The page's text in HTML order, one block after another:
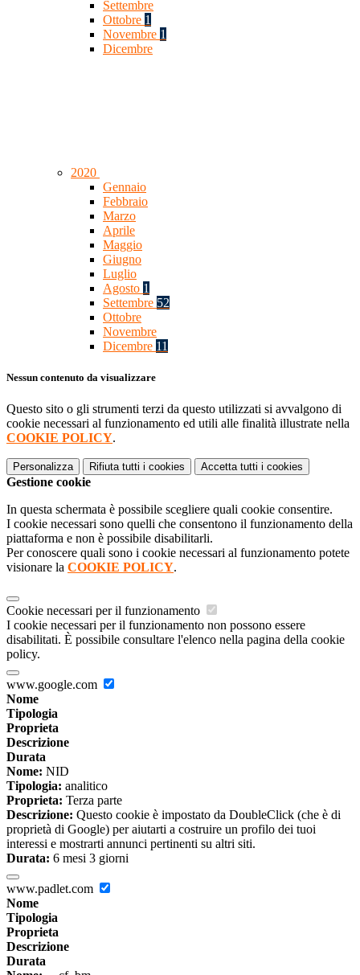
Settembre
Ottobre 1
Novembre 1
Dicembre
2020
Gennaio
Febbraio
Marzo
Aprile
Maggio
Giugno
Luglio
Agosto 1
Settembre 52
Ottobre
Novembre
Dicembre 11
Nessun contenuto da visualizzare
Questo sito o gli strumenti terzi da questo utilizzati si avvalgono di
cookie necessari al funzionamento ed utili alle finalità illustrate nella
COOKIE POLICY.
Personalizza Rifiuta tutti i cookies Accetta tutti i cookies
Gestione cookie
In questa schermata è possibile scegliere quali cookie consentire.
I cookie necessari sono quelli che consentono il funzionamento della
piattaforma e non è possibile disabilitarli.
Per conoscere quali sono i cookie necessari al funzionamento potete
visionare la COOKIE POLICY.
Cookie necessari per il funzionamento
I cookie necessari per il funzionamento non possono essere
disabilitati. È possibile consultare l'elenco nella pagina della cookie
policy.
www.google.com
Nome
Tipologia
Proprieta
Descrizione
Durata
Nome: NID
Tipologia: analitico
Proprieta: Terza parte
Descrizione: Questo cookie è impostato da DoubleClick (che è di
proprietà di Google) per aiutarti a costruire un profilo dei tuoi
interessi e mostrarti annunci pertinenti su altri siti.
Durata: 6 mesi 3 giorni
www.padlet.com
Nome
Tipologia
Proprieta
Descrizione
Durata